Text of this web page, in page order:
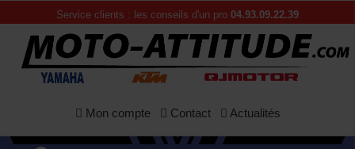
Service clients : les conseils d'un pro 04.93.09.22.39
Mon compte Contact Actualités